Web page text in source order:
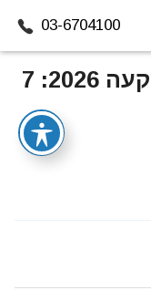
03-6704100
השוואת קופת גמל להשקעה 2026: 7